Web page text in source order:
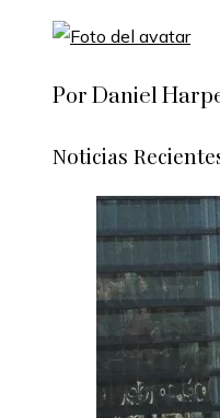
Por Daniel
Noticias